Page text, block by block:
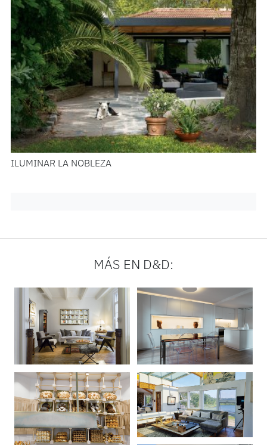
ILUMINAR LA NOBLEZA
MÁS EN D&D: